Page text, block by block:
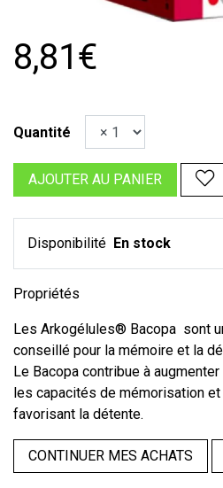
8,81€
Quantité
AJOUTER AU PANIER
Disponibilité En stock
Propriétés
Les Arkogélules® Bacopa sont
conseillé pour la mémoire et la
Le Bacopa contribue à
les capacités de mémorisation
favorisant la détente.
CONTINUER MES ACHATS